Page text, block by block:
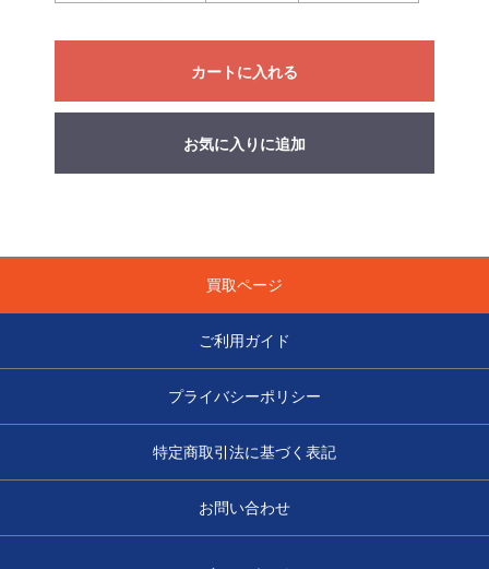
カートに入れる
お気に入りに追加
買取ページ
ご利用ガイド
プライバシーポリシー
特定商取引法に基づく表記
お問い合わせ